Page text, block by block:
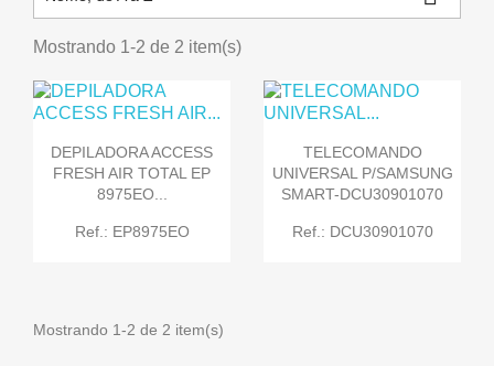
Mostrando 1-2 de 2 item(s)
DEPILADORA ACCESS
FRESH AIR TOTAL EP
8975EO...
Ref.: EP8975EO
TELECOMANDO
UNIVERSAL P/SAMSUNG
SMART-DCU30901070
Ref.: DCU30901070
Mostrando 1-2 de 2 item(s)